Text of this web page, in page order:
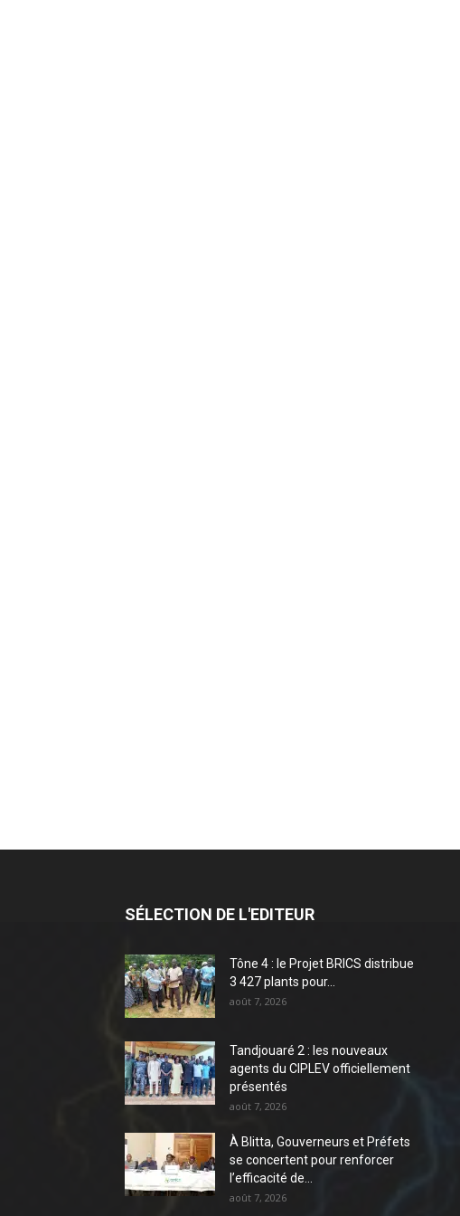
SÉLECTION DE L'EDITEUR
Tône 4 : le Projet BRICS distribue
3 427 plants pour...
août 7, 2026
Tandjouaré 2 : les nouveaux
agents du CIPLEV officiellement
présentés
août 7, 2026
À Blitta, Gouverneurs et Préfets
se concertent pour renforcer
l’efficacité de...
août 7, 2026